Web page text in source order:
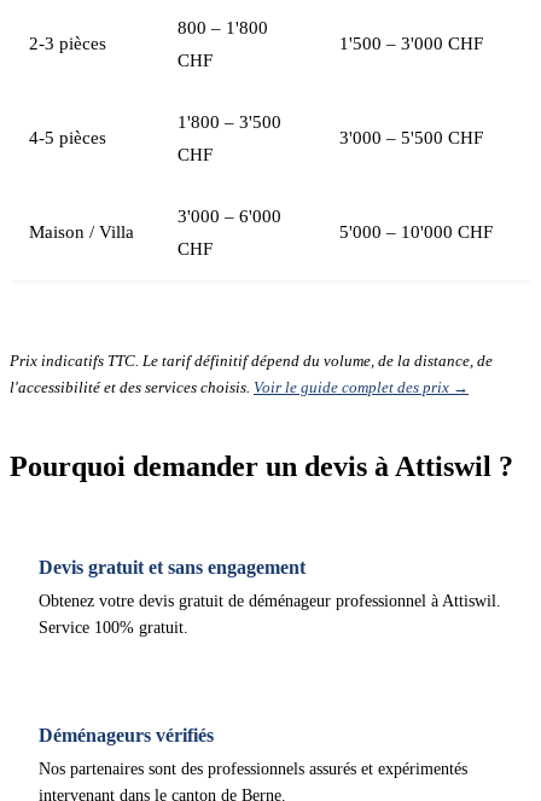
2-3 pièces
800 – 1'800
CHF
1'500 – 3'000 CHF
4-5 pièces
1'800 – 3'500
CHF
3'000 – 5'500 CHF
Maison / Villa
3'000 – 6'000
CHF
5'000 – 10'000 CHF
Prix indicatifs TTC. Le tarif définitif dépend du volume, de la distance, de
l'accessibilité et des services choisis. Voir le guide complet des prix →
Pourquoi demander un devis à Attiswil ?
Devis gratuit et sans engagement
Obtenez votre devis gratuit de déménageur professionnel à Attiswil.
Service 100% gratuit.
Déménageurs vérifiés
Nos partenaires sont des professionnels assurés et expérimentés
intervenant dans le canton de Berne.